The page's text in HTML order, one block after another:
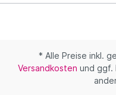
* Alle Preise inkl.
Versandkosten und ggf.